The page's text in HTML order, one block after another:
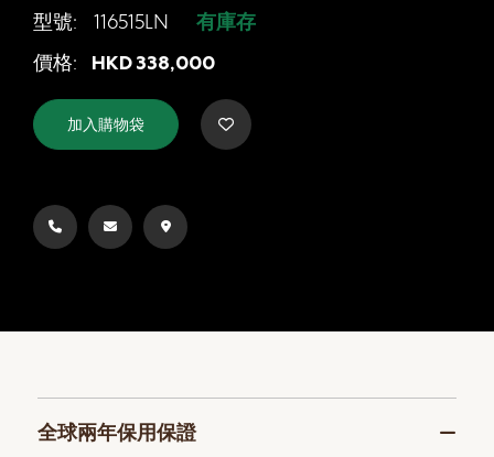
简体中文
型號:
116515LN 有庫存
勞力士中古錶認證 Cosmograph
價格: HKD338,000
加入購物袋
全球兩年保用保證